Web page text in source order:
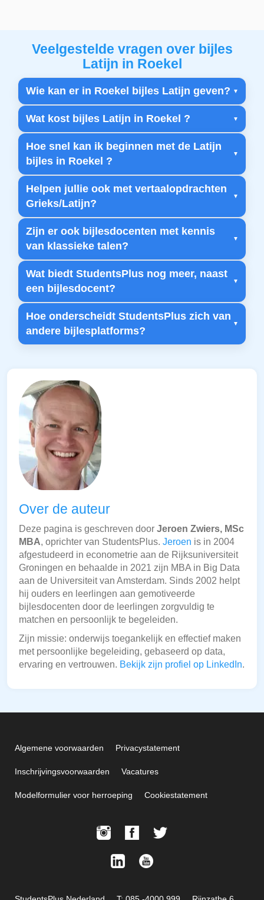
Veelgestelde vragen over bijles
Latijn in Roekel
Wie kan er in Roekel bijles Latijn geven?
Wat kost bijles Latijn in Roekel ?
Hoe snel kan ik beginnen met de Latijn
bijles in Roekel ?
Helpen jullie ook met vertaalopdrachten
Grieks/Latijn?
Zijn er ook bijlesdocenten met kennis
van klassieke talen?
Wat biedt StudentsPlus nog meer, naast
een bijlesdocent?
Hoe onderscheidt StudentsPlus zich van
andere bijlesplatforms?
Over de auteur
Deze pagina is geschreven door Jeroen Zwiers, MSc
MBA, oprichter van StudentsPlus. Jeroen is in 2004
afgestudeerd in econometrie aan de Rijksuniversiteit
Groningen en behaalde in 2021 zijn MBA in Big Data
aan de Universiteit van Amsterdam. Sinds 2002 helpt
hij ouders en leerlingen aan gemotiveerde
bijlesdocenten door de leerlingen zorgvuldig te
matchen en persoonlijk te begeleiden.
Zijn missie: onderwijs toegankelijk en effectief maken
met persoonlijke begeleiding, gebaseerd op data,
ervaring en vertrouwen. Bekijk zijn profiel op LinkedIn.
Algemene voorwaarden Privacystatement
Inschrijvingsvoorwaarden Vacatures
Modelformulier voor herroeping Cookiestatement